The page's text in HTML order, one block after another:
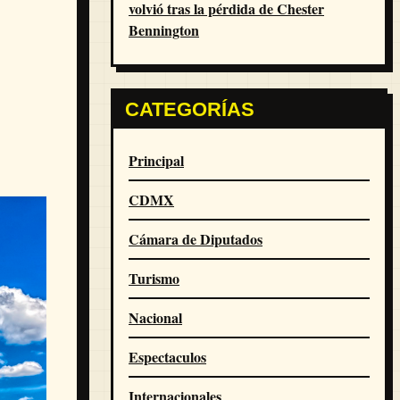
volvió tras la pérdida de Chester
Bennington
CATEGORÍAS
Principal
CDMX
Cámara de Diputados
Turismo
Nacional
Espectaculos